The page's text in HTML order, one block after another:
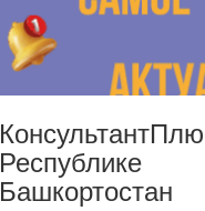
Республике
Башкортостан